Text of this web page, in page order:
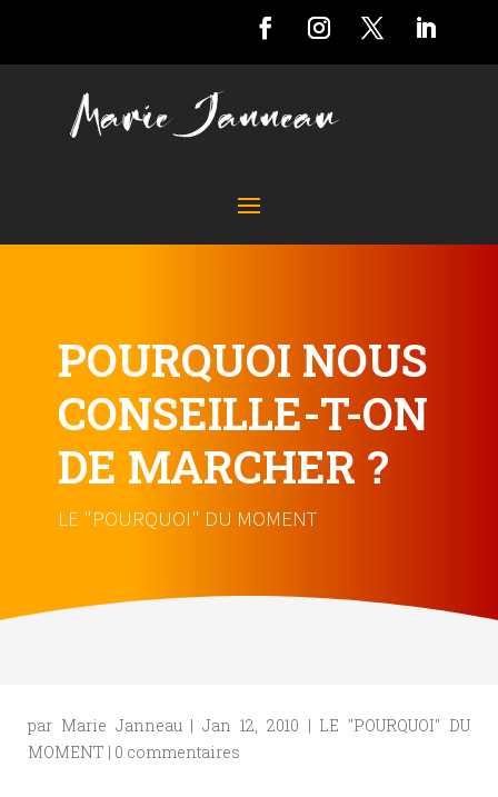
POURQUOI NOUS
CONSEILLE-T-ON
DE MARCHER ?
LE "POURQUOI" DU MOMENT
par Marie Janneau|Jan 12, 2010 | LE "POURQUOI" DU
MOMENT | 0 commentaires